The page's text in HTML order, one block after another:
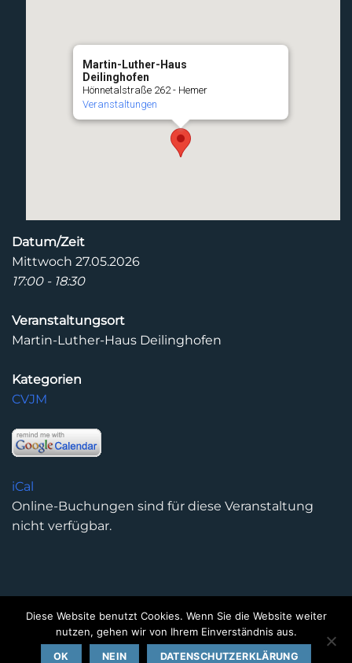
Martin-Luther-Haus
Deilinghofen
Hönnetalstraße 262 - Hemer
Veranstaltungen
Datum/Zeit
Mittwoch 27.05.2026
17:00 - 18:30
Veranstaltungsort
Martin-Luther-Haus Deilinghofen
Kategorien
CVJM
iCal
Online-Buchungen sind für diese Veranstaltung
nicht verfügbar.
DATENSCHUTZERKLÄRUNG IMPRESSUM KONTAKT
Copyright 2026 ©Kirchengemeinde Deilinghofen- Design
Diese Website benutzt Cookies. Wenn Sie die Website weiter
nutzen, gehen wir von Ihrem Einverständnis aus.
OK NEIN DATENSCHUTZERKLÄRUNG